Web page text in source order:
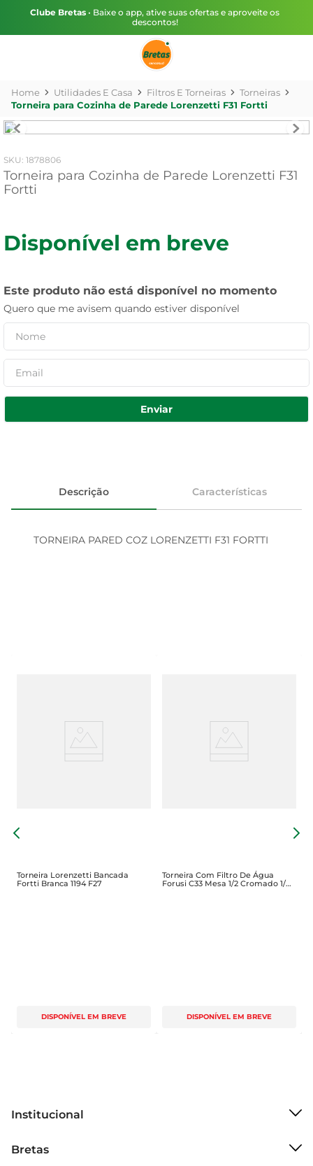
Clube Bretas • Baixe o app, ative suas ofertas e aproveite os
descontos!
Utilidades E Casa Filtros E Torneiras
Torneiras
Torneira para Cozinha de Parede Lorenzetti F31 Fortti
: 1878806
Torneira para Cozinha de Parede Lorenzetti F31
Fortti
Disponível em breve
Este produto não está disponível no momento
Quero que me avisem quando estiver disponível
Enviar
Descrição Características
TORNEIRA PARED COZ LORENZETTI F31 FORTTI
Torneira Lorenzetti Bancada
Fortti Branca 1194 F27
DISPONÍVEL EM BREVE
Torneira Com Filtro De Água
Forusi C33 Mesa 1/2 Cromado 1/4
Volta
DISPONÍVEL EM BREVE
Institucional
Grupo Cencosud
Bretas